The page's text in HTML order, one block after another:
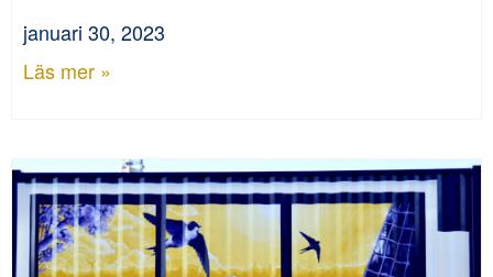
januari 30, 2023
Läs mer »